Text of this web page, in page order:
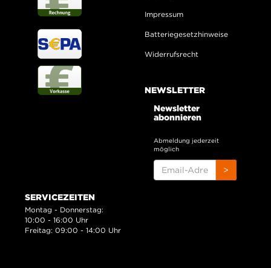
Impressum
Batteriegesetzhinweise
Widerrufsrecht
NEWSLETTER
Newsletter
abonnieren
Abmeldung jederzeit
möglich
EMAIL-
ADRESSE
>
SERVICEZEITEN
Montag - Donnerstag:
10:00 - 16:00 Uhr
Freitag: 09:00 - 14:00 Uhr